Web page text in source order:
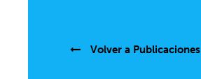
Volver a Publicaciones